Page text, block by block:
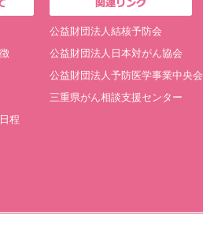
程
公益財団法人結核予防会
公益財団法人日本対がん協会
公益財団法人予防医学事業中央会
三重県がん相談支援センター